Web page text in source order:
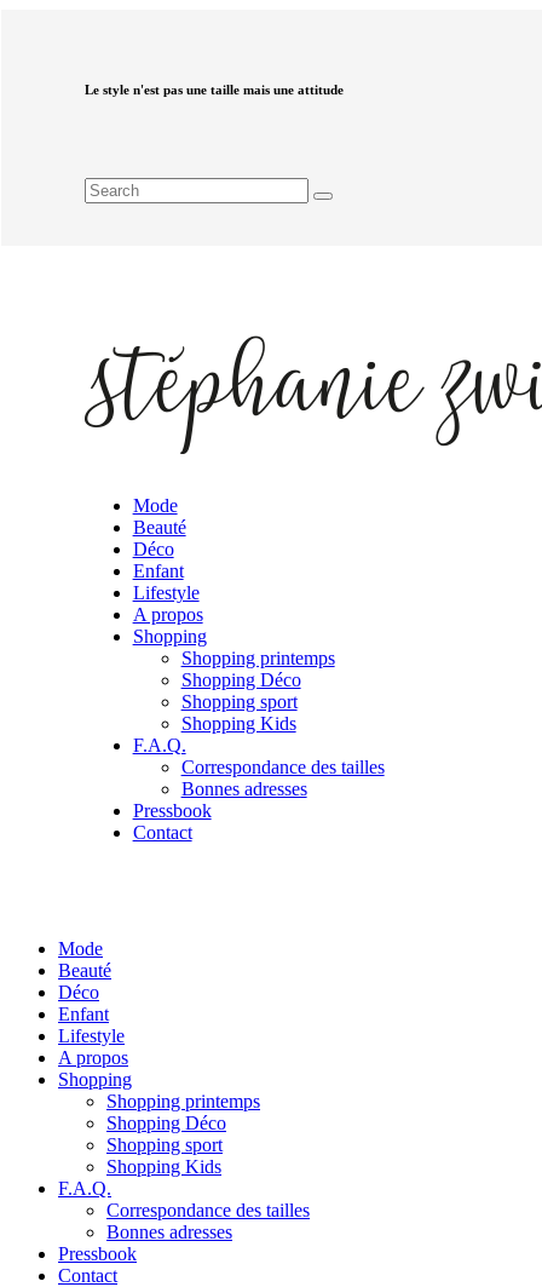
Le style n'est pas une taille mais une attitude
Mode
Beauté
Déco
Enfant
Lifestyle
A propos
Shopping
Shopping printemps
Shopping Déco
Shopping sport
Shopping Kids
F.A.Q.
Correspondance des tailles
Bonnes adresses
Pressbook
Contact
Mode
Beauté
Déco
Enfant
Lifestyle
A propos
Shopping
Shopping printemps
Shopping Déco
Shopping sport
Shopping Kids
F.A.Q.
Correspondance des tailles
Bonnes adresses
Pressbook
Contact